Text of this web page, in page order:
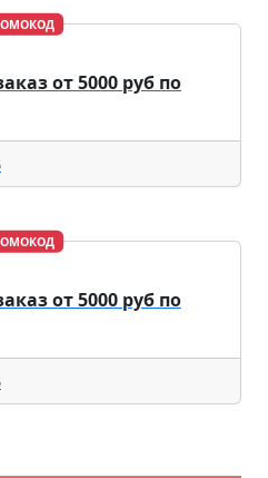
от 5000 руб по
от 5000 руб по